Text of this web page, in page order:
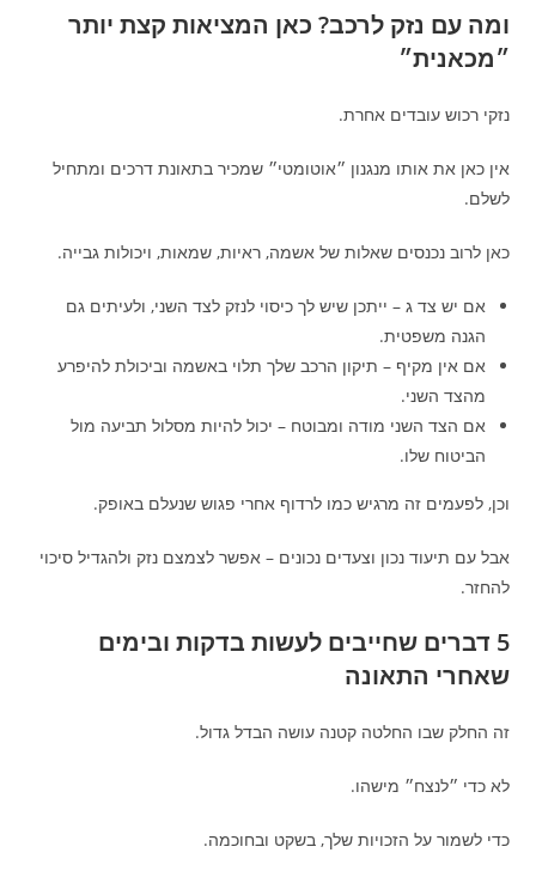
ומה עם נזק לרכב? כאן המציאות קצת יותר
״מכאנית״
נזקי רכוש עובדים אחרת.
אין כאן את אותו מנגנון ״אוטומטי״ שמכיר בתאונת דרכים ומתחיל
לשלם.
כאן לרוב נכנסים שאלות של אשמה, ראיות, שמאות, ויכולות גבייה.
אם יש צד ג – ייתכן שיש לך כיסוי לנזק לצד השני, ולעיתים גם
הגנה משפטית.
אם אין מקיף – תיקון הרכב שלך תלוי באשמה וביכולת להיפרע
מהצד השני.
אם הצד השני מודה ומבוטח – יכול להיות מסלול תביעה מול
הביטוח שלו.
וכן, לפעמים זה מרגיש כמו לרדוף אחרי פגוש שנעלם באופק.
אבל עם תיעוד נכון וצעדים נכונים – אפשר לצמצם נזק ולהגדיל סיכוי
להחזר.
5 דברים שחייבים לעשות בדקות ובימים
שאחרי התאונה
זה החלק שבו החלטה קטנה עושה הבדל גדול.
לא כדי ״לנצח״ מישהו.
כדי לשמור על הזכויות שלך, בשקט ובחוכמה.